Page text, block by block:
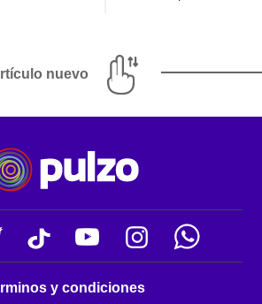
nuevo
y condiciones